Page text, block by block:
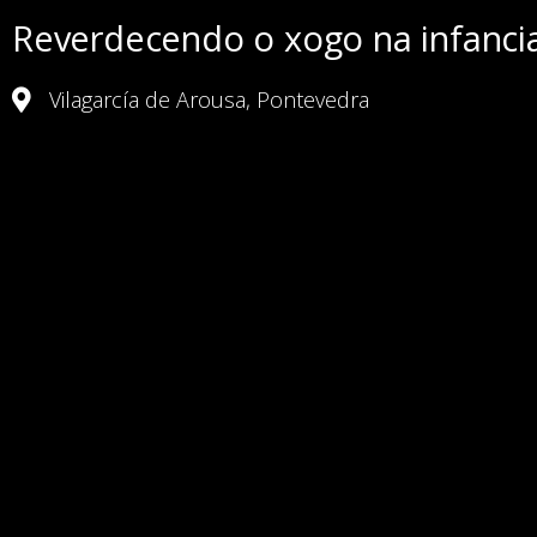
Reverdecendo o xogo na
Vilagarcía de Arousa, Pontevedra